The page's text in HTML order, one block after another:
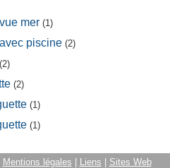
mer (1)
piscine (2)
(2)
(2)
(1)
(1)
Mentions légales Liens Sites Web